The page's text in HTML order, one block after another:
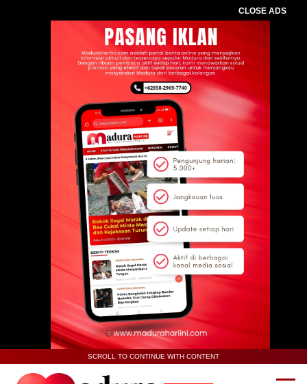
CLOSE ADS
SCROLL TO CONTINUE WITH CONTENT